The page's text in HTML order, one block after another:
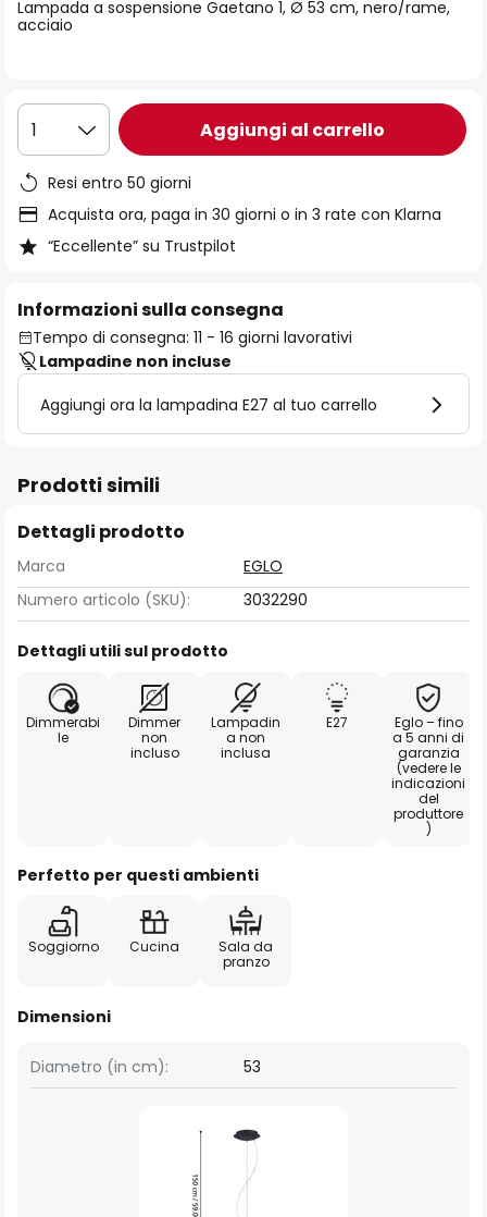
immagini
Lampada a sospensione Gaetano 1, Ø 53 cm, nero/rame,
acciaio
1 Aggiungi al carrello
Resi entro 50 giorni
Acquista ora, paga in 30 giorni o in 3 rate con Klarna
“Eccellente” su Trustpilot
Informazioni sulla consegna
Tempo di consegna: 11 - 16 giorni lavorativi
Lampadine non incluse
Aggiungi ora la lampadina E27 al tuo carrello
Prodotti simili
Dettagli prodotto
Marca
EGLO
Numero articolo (SKU):
3032290
Dettagli utili sul prodotto
Dimmerabi
le
Dimmer
non
incluso
Lampadin
a non
inclusa
E27
Eglo – fino
a 5 anni di
garanzia
(vedere le
indicazioni
del
produttore
)
Perfetto per questi ambienti
Soggiorno Cucina
Sala da
pranzo
Dimensioni
Diametro (in cm): 53